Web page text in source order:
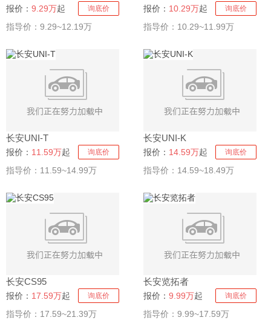
报价： 9.29万起 询底价
指导价：9.29~12.19万
报价： 10.29万起 询底价
指导价：10.29~11.99万
长安UNI-T
报价： 11.59万起 询底价
指导价：11.59~14.99万
长安UNI-K
报价： 14.59万起 询底价
指导价：14.59~18.49万
长安CS95
报价： 17.59万起 询底价
指导价：17.59~21.39万
长安览拓者
报价： 9.99万起 询底价
指导价：9.99~17.59万